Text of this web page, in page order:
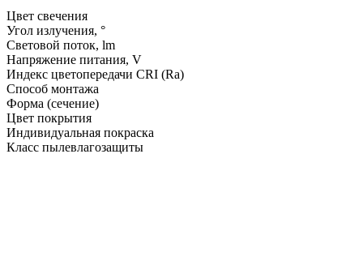
Цвет свечения
Угол излучения, °
Световой поток, lm
Напряжение питания, V
Индекс цветопередачи CRI (Ra)
Способ монтажа
Форма (сечение)
Цвет покрытия
Индивидуальная покраска
Класс пылевлагозащиты